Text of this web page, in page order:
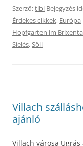
Szerző:tibi Bejegyzés
Érdekes cikkek, Európa
Hopfgarten im
Síelés,Söll
Villach
ajánló
Villach városa